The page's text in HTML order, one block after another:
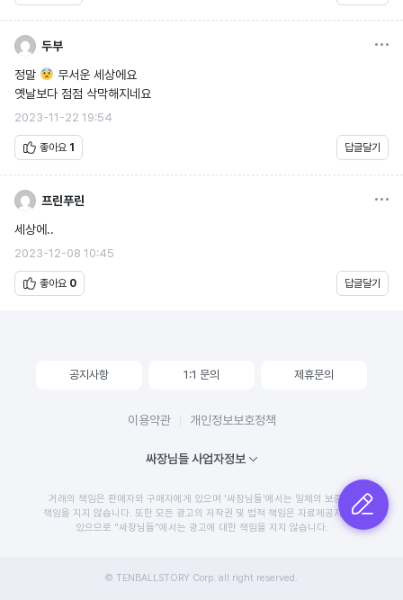
글쓰기
두부
정말
무서운 세상에요
옛날보다 점점 삭막해지네요
2023-11-22 19:54
좋아요 1 답글달기
프린푸린
세상에..
2023-12-08 10:45
좋아요 0 답글달기
공지사항 1:1 문의 제휴문의
이용약관 개인정보보호정책
싸장님들 사업자정보
거래의 책임은 판매자와 구매자에게 있으며 '싸장님들'에서는 일체의 보증 및
책임을 지지 않습니다. 또한 모든 광고의 저작권 및 법적 책임은 자료제공자에게
있으므로 "싸장님들"에서는 광고에 대한 책임을 지지 않습니다.
© TENBALLSTORY Corp. all right reserved.